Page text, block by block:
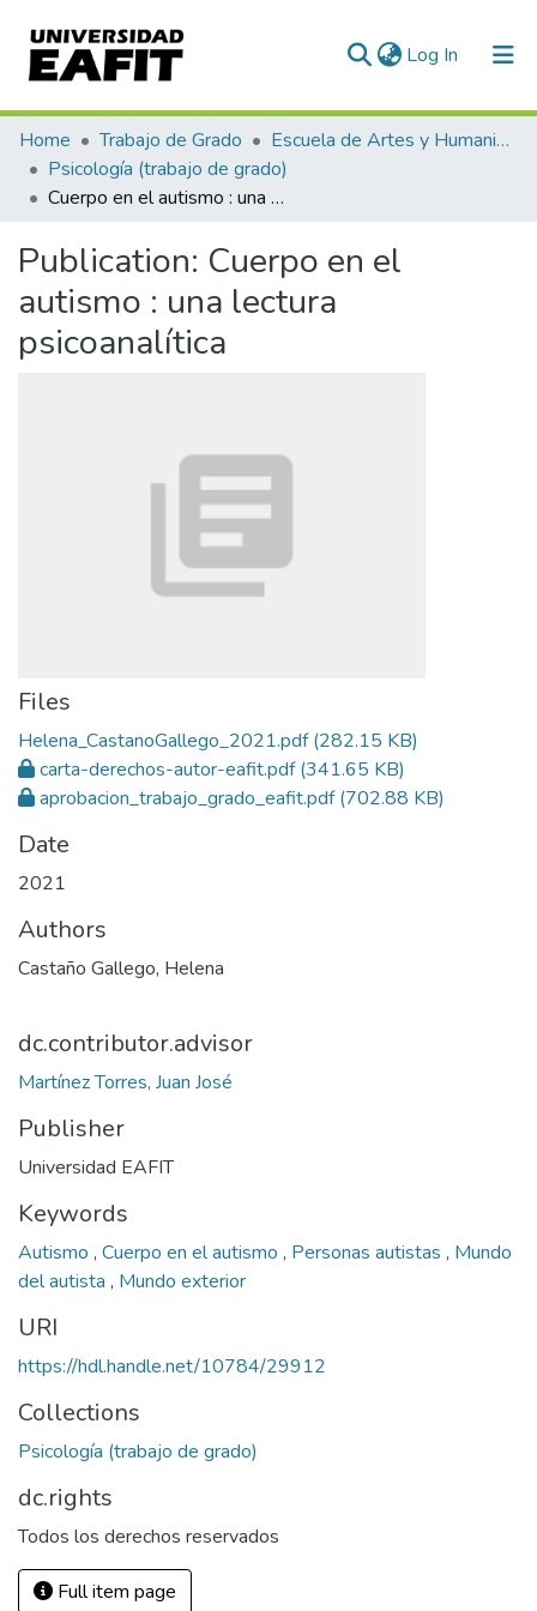
Log In (current)
Communities & Collections
All of DSpace
Home Trabajo de Grado
Escuela de Artes y Humanidades
Psicología (trabajo de grado)
Cuerpo en el autismo : una lectura psicoanalítica
Publication: Cuerpo en el
autismo : una lectura
psicoanalítica
Files
Helena_CastanoGallego_2021.pdf(282.15 KB)
carta-derechos-autor-eafit.pdf(341.65 KB)
aprobacion_trabajo_grado_eafit.pdf(702.88 KB)
Date
2021
Authors
Castaño Gallego, Helena
dc.contributor.advisor
Martínez Torres, Juan José
Publisher
Universidad EAFIT
Keywords
Autismo , Cuerpo en el autismo , Personas autistas , Mundo
del autista , Mundo exterior
URI
https://hdl.handle.net/10784/29912
Collections
Psicología (trabajo de grado)
dc.rights
Todos los derechos reservados
Full item page